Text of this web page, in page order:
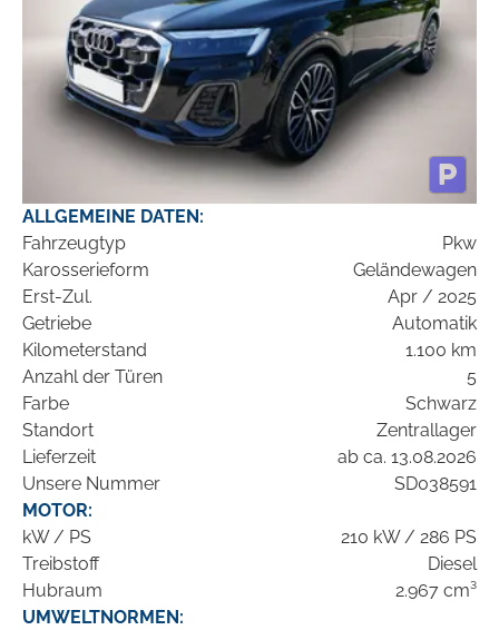
ALLGEMEINE DATEN:
Fahrzeugtyp
Pkw
Karosserieform
Geländewagen
Erst-Zul.
Apr / 2025
Getriebe
Automatik
Kilometerstand
1.100 km
Anzahl der Türen
5
Farbe
Schwarz
Standort
Zentrallager
Lieferzeit
ab ca. 13.08.2026
Unsere Nummer
SD038591
MOTOR:
kW / PS
210 kW / 286 PS
Treibstoff
Diesel
Hubraum
2.967 cm³
UMWELTNORMEN: